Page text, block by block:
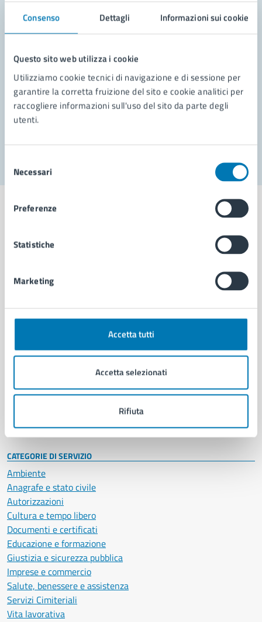
Consenso Dettagli Informazioni sui cookie
Questo sito web utilizza i cookie
Utilizziamo cookie tecnici di navigazione e di sessione per
garantire la corretta fruizione del sito e cookie analitici per
raccogliere informazioni sull'uso del sito da parte degli
utenti.
delNecessari
Preferenze
Statistiche
Marketing
Accetta tutti
Accetta selezionati
Rifiuta
Leggi le domande frequenti
Richiedi assistenza
Prenota appuntamento
Problemi in città
Comune di Napoli
AMMINISTRAZIONE
Organi di governo
Enti e fondazioni
Personale amministrativo
Intranet, posta aziendale e protocollo
CATEGORIE DI SERVIZIO
Ambiente
Anagrafe e stato civile
Autorizzazioni
Cultura e tempo libero
Documenti e certificati
Educazione e formazione
Giustizia e sicurezza pubblica
Imprese e commercio
Salute, benessere e assistenza
Servizi Cimiteriali
Vita lavorativa